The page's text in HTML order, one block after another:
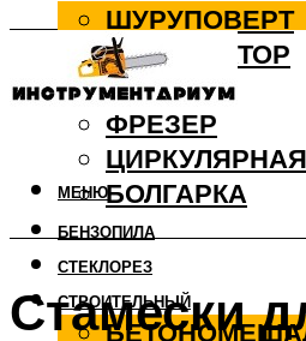
ШУРУПОВЕРТ
ПЕРФОРАТОР
ДРЕЛЬ
ФРЕЗЕР
БОЛГАРКА
БЕНЗОПИЛА
СТЕКЛОРЕЗ
СТРОИТЕЛЬНЫЙ
МЕНЮ
Стамески